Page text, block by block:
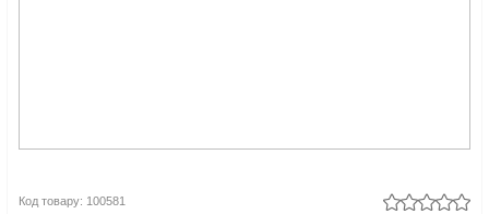
Код товару: 100581